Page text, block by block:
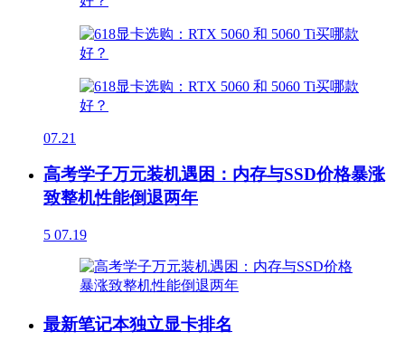
07.21
高考学子万元装机遇困：内存与SSD价格暴涨
致整机性能倒退两年
5 07.19
最新笔记本独立显卡排名